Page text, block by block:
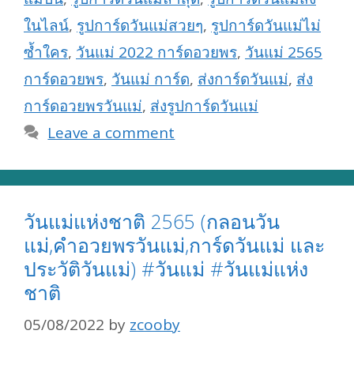
ในไลน์, รูปการ์ดวันแม่สวยๆ, รูปการ์ดวันแม่ไม่
ซ้ำใคร, วันแม่ 2022 การ์ดอวยพร, วันแม่ 2565
การ์ดอวยพร, วันแม่ การ์ด, ส่งการ์ดวันแม่, ส่ง
การ์ดอวยพรวันแม่, ส่งรูปการ์ดวันแม่
Leave a comment
วันแม่แห่งชาติ 2565 (กลอนวัน
แม่,คำอวยพรวันแม่,การ์ดวันแม่ และ
ประวัติวันแม่) #วันแม่ #วันแม่แห่ง
ชาติ
05/08/2022 by zcooby